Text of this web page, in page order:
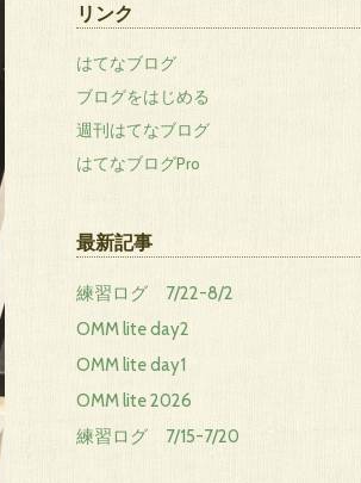
リンク
はてなブログ
ブログをはじめる
週刊はてなブログ
はてなブログPro
最新記事
練習ログ 7/22-8/2
OMM lite day2
OMM lite day1
OMM lite 2026
練習ログ 7/15-7/20